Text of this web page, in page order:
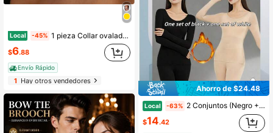
Local -45% 1 pieza Collar ovalado, elegante estilo europeo con colgante de gota y cadena de clavícula para mujer
$6.88
Envío Rápido
1Hay otros vendedores
Ahorro de $24.48
Local -63% 2 Conjuntos (Negro + Tono de piel) Ropa interior elástica ultradelgada para mujer - La opción ideal para otoño e invierno, proporcionando una capa interior cálida e invisible que combina bien con la ropa exterior. Estas prendas de vestir cálidas sin costuras están diseñadas en colores sólidos.
$14.42